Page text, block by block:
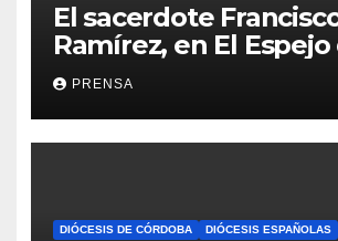
El sacerdote
Ramírez, en El Espejo
Iglesia
PRENSA
DIÓCESIS DE CÓRDOBA DIÓCESIS ESPAÑOLAS